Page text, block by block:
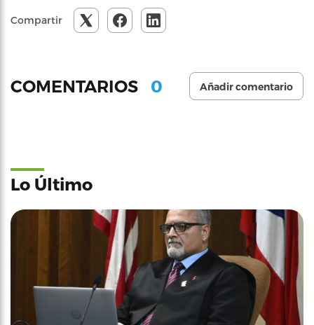
Compartir
COMENTARIOS 0 Añadir comentario
Lo Último